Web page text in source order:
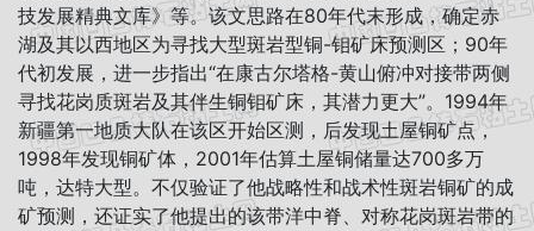
技发展精典文库》等。该文思路在80年代末形成，确定赤
湖及其以西地区为寻找大型斑岩型铜-钼矿床预测区；90年
代初发展，进一步指出“在康古尔塔格-黄山俯冲对接带两侧
寻找花岗质斑岩及其伴生铜钼矿床，其潜力更大”。1994年
新疆第一地质大队在该区开始区测，后发现土屋铜矿点，
1998年发现铜矿体，2001年估算土屋铜储量达700多万
吨，达特大型。不仅验证了他战略性和战术性斑岩铜矿的成
矿预测，还证实了他提出的该带洋中脊、对称花岗斑岩带的